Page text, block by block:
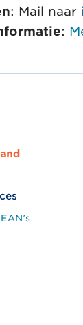
: Mail naar
: